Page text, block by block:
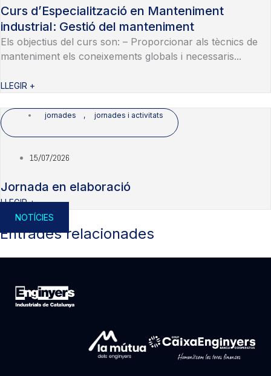
Curs d’Especialització en Manteniment
industrial: Gestió del manteniment
Els objectius del curs son: – Proporcionar als tècnics de
manteniment els coneixements globals i necessaris...
LLEGIR +
jornades , jornades i activitats
15/07/2026
Jornada en elaboració
LLEGIR +
NOTÍCIES
Entrades relacionades